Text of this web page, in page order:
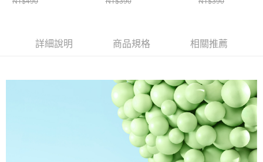
詳細說明 商品規格 相關推薦